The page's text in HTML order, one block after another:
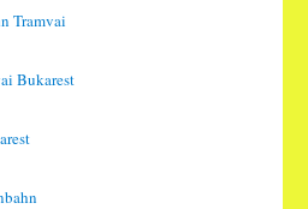
Tramvai
Bukarest